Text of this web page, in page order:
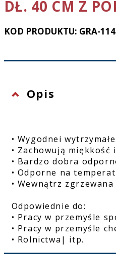
Rękawice ochronne
DŁ. 40 CM Z
KOD PRODUKTU: GRA-
Opis
• Wygodnei wytrzymałe.
• Zachowują
• Bardzo dobra
• Odporne na
• Wewnątrz
Odpowiednie do:
• Pracy w przemyśle
• Pracy w przemyśle
• Rolnictwa| itp.